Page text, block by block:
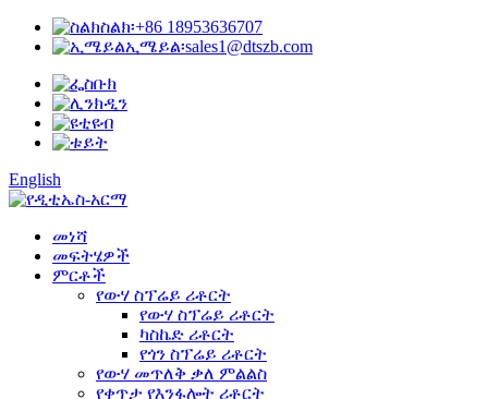
ስልክ፡+86 18953636707
ኢሜይል፡sales1@dtszb.com
English
መነሻ
መፍትሄዎች
ምርቶች
የውሃ ስፕሬይ ሪቶርት
የውሃ ስፕሬይ ሪቶርት
ካስኬድ ሪቶርት
የጎን ስፕሬይ ሪቶርት
የውሃ መጥለቅ ቃለ ምልልስ
የቀጥታ የእንፋሎት ሪቶርት